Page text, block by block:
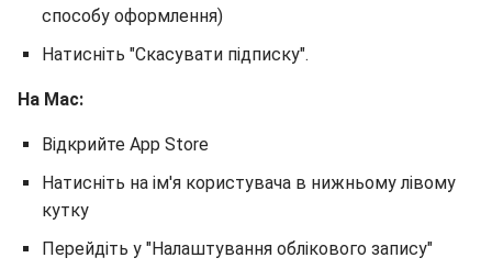
способу оформлення)
Натисніть "Скасувати підписку".
На Mac:
Відкрийте App Store
Натисніть на ім'я користувача в нижньому лівому
кутку
Перейдіть у "Налаштування облікового запису"